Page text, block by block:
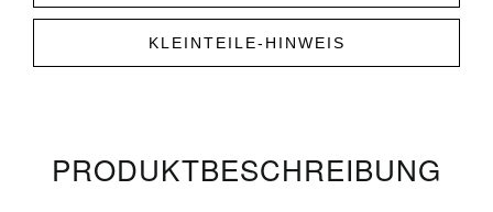
KLEINTEILE-HINWEIS
PRODUKT­­BESCHREIBUNG